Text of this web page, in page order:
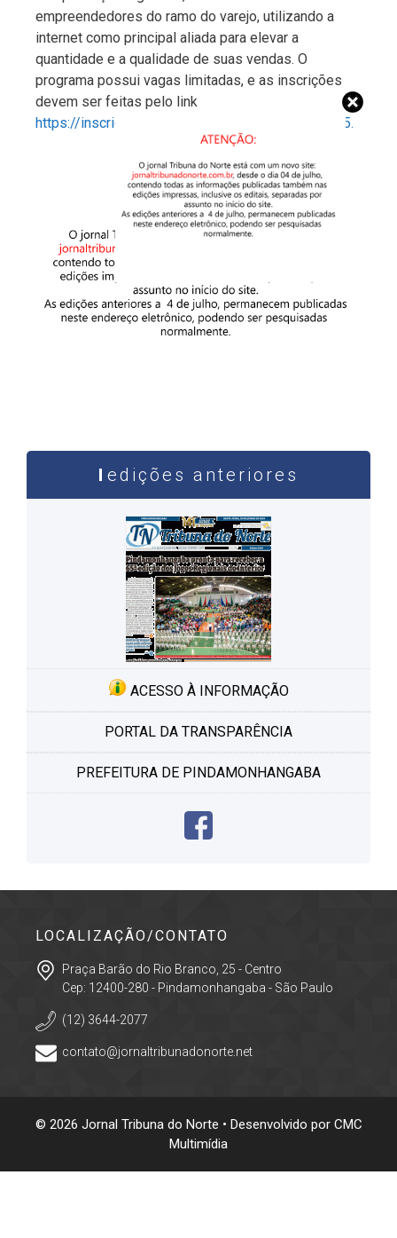
empreendedores do ramo do varejo, utilizando a
internet como principal aliada para elevar a
quantidade e a qualidade de suas vendas. O
programa possui vagas limitadas, e as inscrições
devem ser feitas pelo link
https://inscricao.sebraesp.com.br/kit/turma/24465.
edições anteriores
ACESSO À INFORMAÇÃO
PORTAL DA TRANSPARÊNCIA
PREFEITURA DE PINDAMONHANGABA
LOCALIZAÇÃO/CONTATO
Praça Barão do Rio Branco, 25 - Centro
Cep: 12400-280 - Pindamonhangaba - São Paulo
(12) 3644-2077
contato@jornaltribunadonorte.net
© 2026 Jornal Tribuna do Norte • Desenvolvido por CMC
Multimídia